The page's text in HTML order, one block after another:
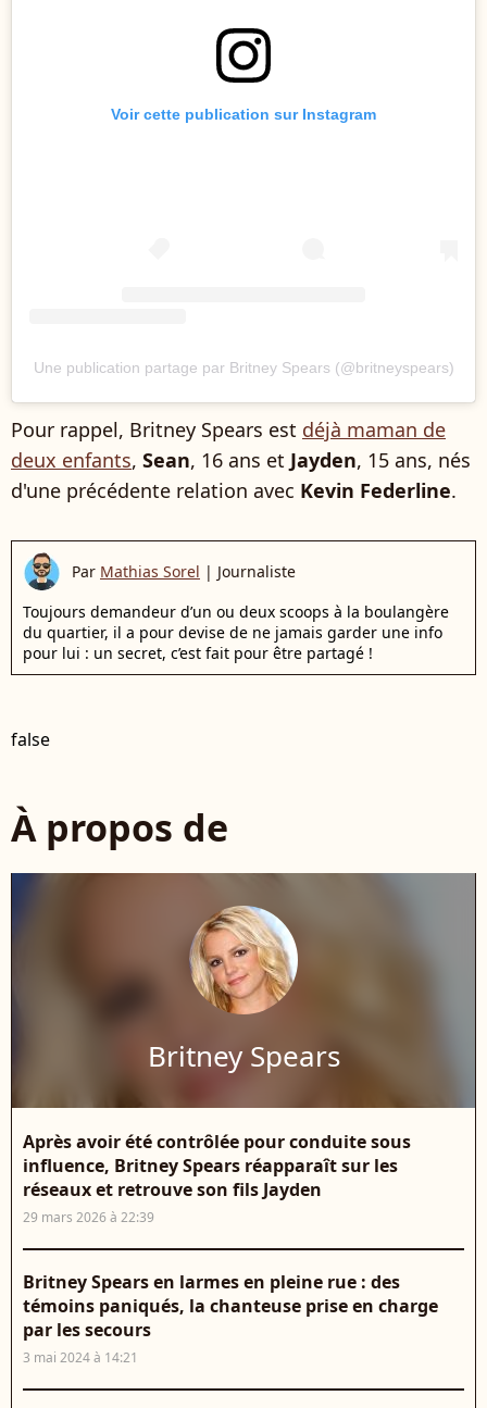
Voir cette publication sur Instagram
Une publication partage par Britney Spears (@britneyspears)
Pour rappel, Britney Spears est déjà maman de
deux enfants, Sean, 16 ans et Jayden, 15 ans, nés
d'une précédente relation avec Kevin Federline.
Par Mathias Sorel | Journaliste
Toujours demandeur d’un ou deux scoops à la boulangère
du quartier, il a pour devise de ne jamais garder une info
pour lui : un secret, c’est fait pour être partagé !
false
À propos de
Britney Spears
Après avoir été contrôlée pour conduite sous
influence, Britney Spears réapparaît sur les
réseaux et retrouve son fils Jayden
29 mars 2026 à 22:39
Britney Spears en larmes en pleine rue : des
témoins paniqués, la chanteuse prise en charge
par les secours
3 mai 2024 à 14:21